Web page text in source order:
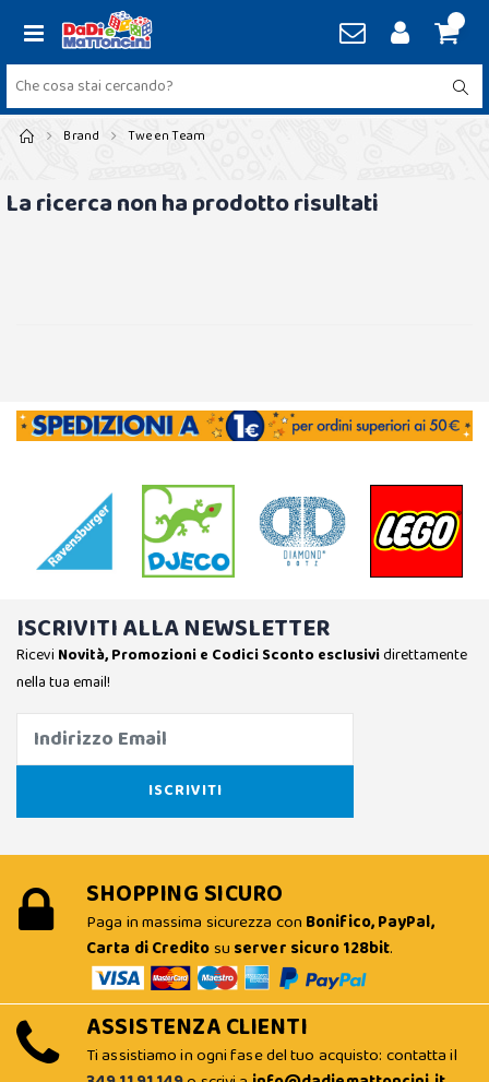
Brand Tween Team
La ricerca non ha prodotto risultati
ISCRIVITI ALLA NEWSLETTER
Ricevi Novità, Promozioni e Codici Sconto esclusividirettamente
nella tua email!
SHOPPING SICURO
Paga in massima sicurezza con Bonifico, PayPal,
Carta di Creditosu server sicuro 128bit.
ASSISTENZA CLIENTI
Ti assistiamo in ogni fase del tuo acquisto: contatta il